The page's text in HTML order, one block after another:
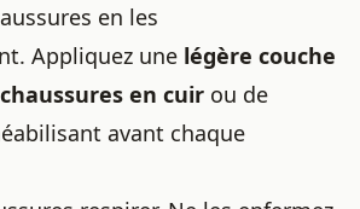
en les
Appliquez une légère couche
en cuir ou de
avant chaque